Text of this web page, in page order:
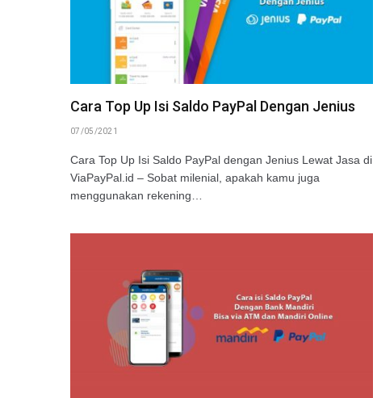
Cara Top Up Isi Saldo PayPal Dengan Jenius
07/05/2021
Cara Top Up Isi Saldo PayPal dengan Jenius Lewat Jasa di
ViaPayPal.id – Sobat milenial, apakah kamu juga
menggunakan rekening…